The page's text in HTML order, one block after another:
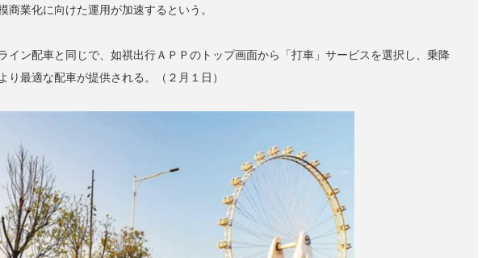
業化に向けた運用が加速するという。
イン配車と同じで、如祺出行ＡＰＰのトップ画面から「打車」サービスを選択し、乗降
最適な配車が提供される。（２月１日）